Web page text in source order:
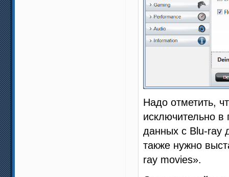
Надо отметить,
исключительно в
данных с Blu-ray
также нужно
ray movies».